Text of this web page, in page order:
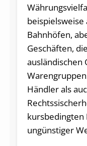
Bahnhöfen,
Geschäften,
ausländischen
Händler als
kursbedingten
ungünstiger